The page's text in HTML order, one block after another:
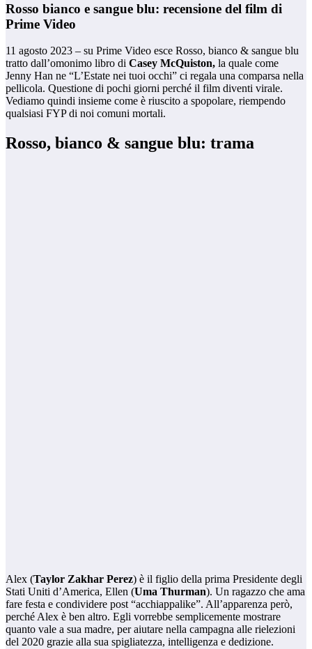
Rosso bianco e sangue blu: recensione del film di
Prime Video
11 agosto 2023 – su Prime Video esce Rosso, bianco & sangue blu
tratto dall’omonimo libro di Casey McQuiston, la quale come
Jenny Han ne “L’Estate nei tuoi occhi” ci regala una comparsa nella
pellicola. Questione di pochi giorni perché il film diventi virale.
Vediamo quindi insieme come è riuscito a spopolare, riempendo
qualsiasi FYP di noi comuni mortali.
Rosso, bianco & sangue blu: trama
Alex (Taylor Zakhar Perez) è il figlio della prima Presidente degli
Stati Uniti d’America, Ellen (Uma Thurman). Un ragazzo che ama
fare festa e condividere post “acchiappalike”. All’apparenza però,
perché Alex è ben altro. Egli vorrebbe semplicemente mostrare
quanto vale a sua madre, per aiutare nella campagna alle rielezioni
del 2020 grazie alla sua spigliatezza, intelligenza e dedizione.